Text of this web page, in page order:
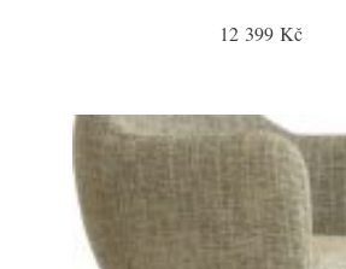
12 399 Kč